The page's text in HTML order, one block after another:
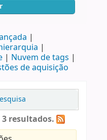
Nuvem de tags
de aquisição
resultados.